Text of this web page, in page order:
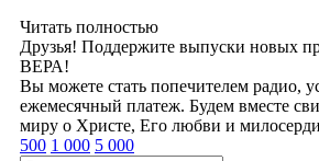
Читать полностью
Друзья! Поддержите выпуски новых
ВЕРА!
Вы можете стать попечителем радио,
ежемесячный платеж. Будем вместе
миру о Христе, Его любви и
500 1 000 5 000